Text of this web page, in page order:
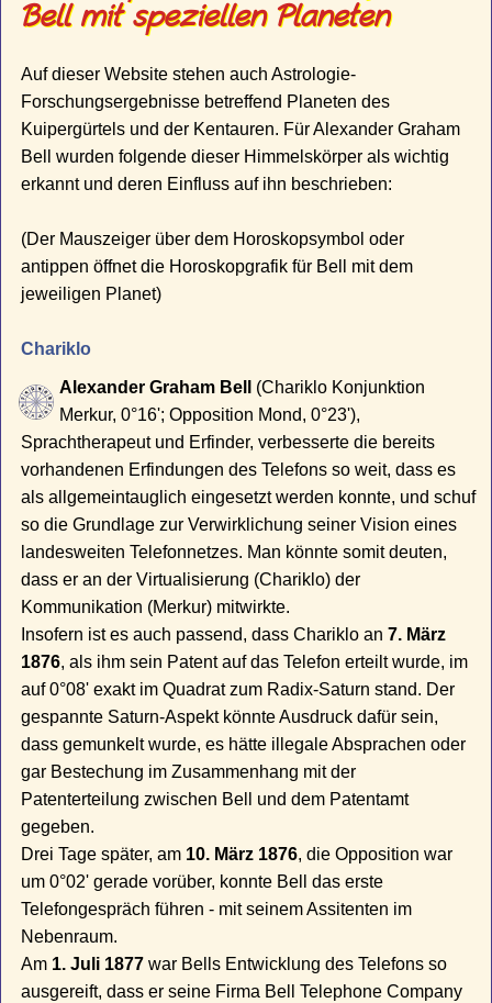
Bell mit speziellen Planeten
Auf dieser Website stehen auch Astrologie-
Forschungsergebnisse betreffend Planeten des
Kuipergürtels und der Kentauren. Für Alexander Graham
Bell wurden folgende dieser Himmelskörper als wichtig
erkannt und deren Einfluss auf ihn beschrieben:
(Der Mauszeiger über dem Horoskopsymbol oder
antippen öffnet die Horoskopgrafik für Bell mit dem
jeweiligen Planet)
Chariklo
Alexander Graham Bell
(Chariklo Konjunktion
Merkur, 0°16'; Opposition Mond, 0°23'),
Sprachtherapeut und Erfinder, verbesserte die bereits
vorhandenen Erfindungen des Telefons so weit, dass es
als allgemeintauglich eingesetzt werden konnte, und schuf
so die Grundlage zur Verwirklichung seiner Vision eines
landesweiten Telefonnetzes. Man könnte somit deuten,
dass er an der Virtualisierung (Chariklo) der
Kommunikation (Merkur) mitwirkte.
Insofern ist es auch passend, dass Chariklo an7. März
1876, als ihm sein Patent auf das Telefon erteilt wurde, im
auf 0°08' exakt im Quadrat zum Radix-Saturn stand. Der
gespannte Saturn-Aspekt könnte Ausdruck dafür sein,
dass gemunkelt wurde, es hätte illegale Absprachen oder
gar Bestechung im Zusammenhang mit der
Patenterteilung zwischen Bell und dem Patentamt
gegeben.
Drei Tage später, am 10. März 1876, die Opposition war
um 0°02' gerade vorüber, konnte Bell das erste
Telefongespräch führen - mit seinem Assitenten im
Nebenraum.
Am 1. Juli 1877 war Bells Entwicklung des Telefons so
ausgereift, dass er seine Firma Bell Telephone Company